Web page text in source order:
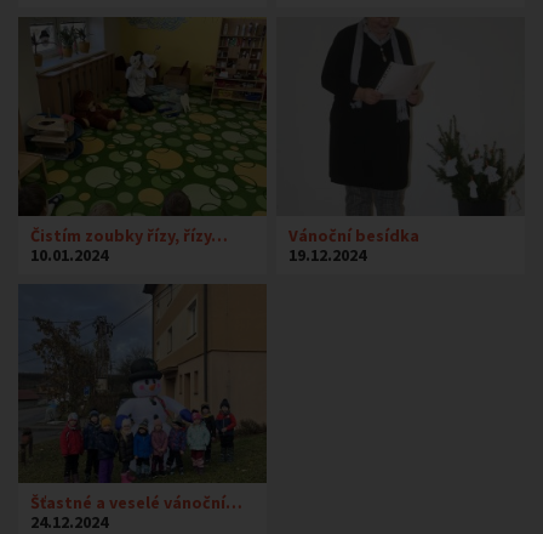
Čistím zoubky řízy, řízy…
10.01.2024
Vánoční besídka
19.12.2024
Šťastné a veselé vánoční…
24.12.2024